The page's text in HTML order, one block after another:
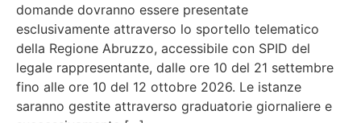
domande dovranno essere presentate
esclusivamente attraverso lo sportello telematico
della Regione Abruzzo, accessibile con SPID del
legale rappresentante, dalle ore 10 del 21 settembre
fino alle ore 10 del 12 ottobre 2026. Le istanze
saranno gestite attraverso graduatorie giornaliere e